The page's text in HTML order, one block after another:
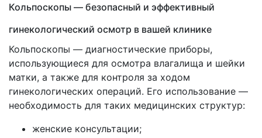
Кольпоскопы — безопасный и эффективный
гинекологический осмотр в вашей клинике
Кольпоскопы — диагностические приборы,
использующиеся для осмотра влагалища и шейки
матки, а также для контроля за ходом
гинекологических операций. Его использование —
необходимость для таких медицинских структур:
женские консультации;